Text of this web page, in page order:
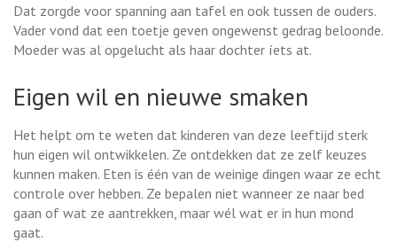
Dat zorgde voor spanning aan tafel en ook tussen de ouders.
Vader vond dat een toetje geven ongewenst gedrag beloonde.
Moeder was al opgelucht als haar dochter íets at.
Eigen wil en nieuwe smaken
Het helpt om te weten dat kinderen van deze leeftijd sterk
hun eigen wil ontwikkelen. Ze ontdekken dat ze zelf keuzes
kunnen maken. Eten is één van de weinige dingen waar ze echt
controle over hebben. Ze bepalen niet wanneer ze naar bed
gaan of wat ze aantrekken, maar wél wat er in hun mond
gaat.